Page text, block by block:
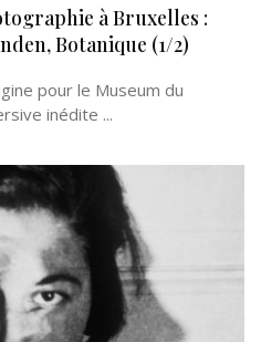
à Bruxelles :
Botanique (1/2)
pour le Museum du
inédite ...